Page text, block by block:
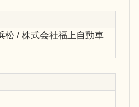
松 / 株式会社福上自動車